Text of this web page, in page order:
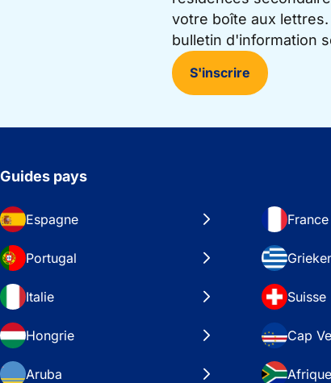
votre boîte aux
bulletin d'information
S'inscrire
Guides pays
Espagne France
Portugal
Italie Suisse
Hongrie Cap
Aruba